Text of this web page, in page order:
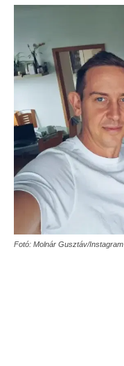
Fotó: Molnár Gusztáv/Instagram